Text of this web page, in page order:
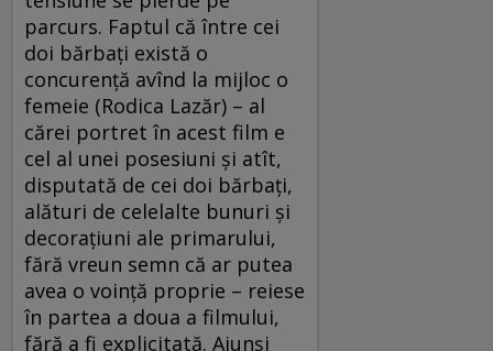
parcurs. Faptul că între cei
doi bărbați există o
concurență avînd la mijloc o
femeie (Rodica Lazăr) – al
cărei portret în acest film e
cel al unei posesiuni şi atît,
disputată de cei doi bărbați,
alături de celelalte bunuri și
decorațiuni ale primarului,
fără vreun semn că ar putea
avea o voință proprie – reiese
în partea a doua a filmului,
fără a fi explicitată. Ajunși